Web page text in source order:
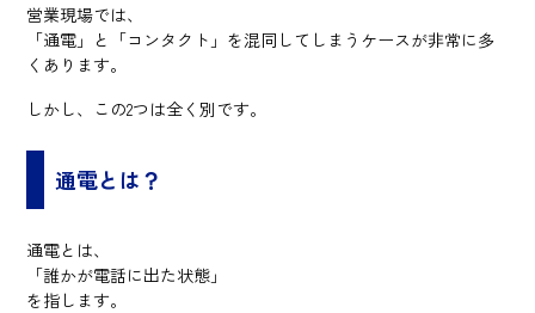
営業現場では、
「通電」と「コンタクト」を混同してしまうケースが非常に多
くあります。
しかし、この2つは全く別です。
通電とは？
通電とは、
「誰かが電話に出た状態」
を指します。